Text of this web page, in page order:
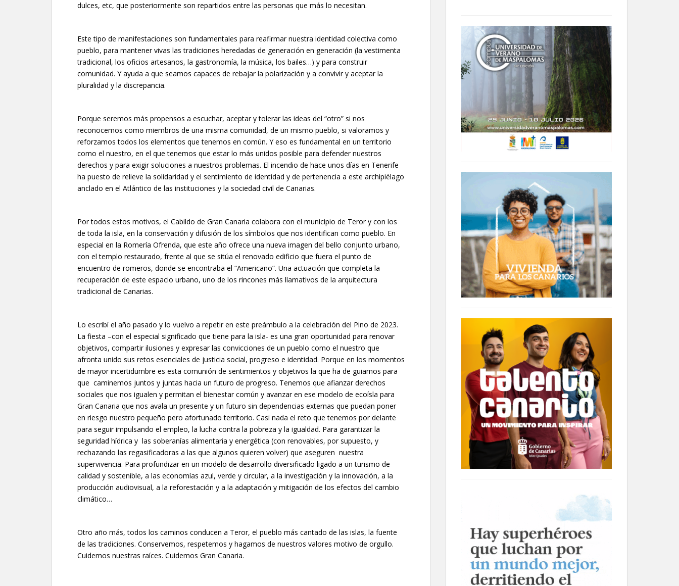
dulces, etc, que posteriormente son repartidos entre las personas que más lo necesitan.
Este tipo de manifestaciones son fundamentales para reafirmar nuestra identidad colectiva como
pueblo, para mantener vivas las tradiciones heredadas de generación en generación (la vestimenta
tradicional, los oficios artesanos, la gastronomía, la música, los bailes…) y para construir
comunidad. Y ayuda a que seamos capaces de rebajar la polarización y a convivir y aceptar la
pluralidad y la discrepancia.
Porque seremos más propensos a escuchar, aceptar y tolerar las ideas del “otro” si nos
reconocemos como miembros de una misma comunidad, de un mismo pueblo, si valoramos y
reforzamos todos los elementos que tenemos en común. Y eso es fundamental en un territorio
como el nuestro, en el que tenemos que estar lo más unidos posible para defender nuestros
derechos y para exigir soluciones a nuestros problemas. El incendio de hace unos días en Tenerife
ha puesto de relieve la solidaridad y el sentimiento de identidad y de pertenencia a este archipiélago
anclado en el Atlántico de las instituciones y la sociedad civil de Canarias.
Por todos estos motivos, el Cabildo de Gran Canaria colabora con el municipio de Teror y con los
de toda la isla, en la conservación y difusión de los símbolos que nos identifican como pueblo. En
especial en la Romería Ofrenda, que este año ofrece una nueva imagen del bello conjunto urbano,
con el templo restaurado, frente al que se sitúa el renovado edificio que fuera el punto de
encuentro de romeros, donde se encontraba el “Americano”. Una actuación que completa la
recuperación de este espacio urbano, uno de los rincones más llamativos de la arquitectura
tradicional de Canarias.
Lo escribí el año pasado y lo vuelvo a repetir en este preámbulo a la celebración del Pino de 2023.
La fiesta –con el especial significado que tiene para la isla- es una gran oportunidad para renovar
objetivos, compartir ilusiones y expresar las convicciones de un pueblo como el nuestro que
afronta unido sus retos esenciales de justicia social, progreso e identidad. Porque en los momentos
de mayor incertidumbre es esta comunión de sentimientos y objetivos la que ha de guiarnos para
que caminemos juntos y juntas hacia un futuro de progreso. Tenemos que afianzar derechos
sociales que nos igualen y permitan el bienestar común y avanzar en ese modelo de ecoísla para
Gran Canaria que nos avala un presente y un futuro sin dependencias externas que puedan poner
en riesgo nuestro pequeño pero afortunado territorio. Casi nada el reto que tenemos por delante
para seguir impulsando el empleo, la lucha contra la pobreza y la igualdad. Para garantizar la
seguridad hídrica y las soberanías alimentaria y energética (con renovables, por supuesto, y
rechazando las regasificadoras a las que algunos quieren volver) que aseguren nuestra
supervivencia. Para profundizar en un modelo de desarrollo diversificado ligado a un turismo de
calidad y sostenible, a las economías azul, verde y circular, a la investigación y la innovación, a la
producción audiovisual, a la reforestación y a la adaptación y mitigación de los efectos del cambio
climático…
Otro año más, todos los caminos conducen a Teror, el pueblo más cantado de las islas, la fuente
de las tradiciones. Conservemos, respetemos y hagamos de nuestros valores motivo de orgullo.
Cuidemos nuestras raíces. Cuidemos Gran Canaria.